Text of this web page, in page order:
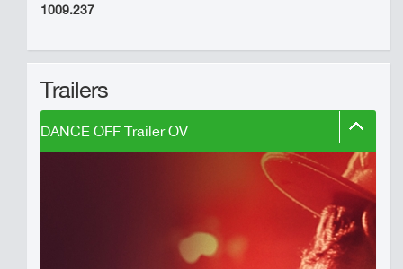
1009.237
Trailers
DANCE OFF Trailer OV